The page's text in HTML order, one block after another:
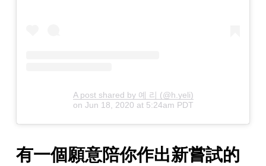
A post shared by 예 리 (@h.yeli)
on Jun 18, 2020 at 5:24am PDT
有一個願意陪你作出新嘗試的